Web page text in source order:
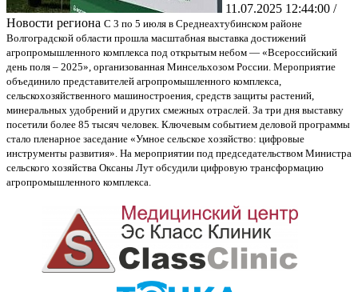
11.07.2025 12:44:00 /
Новости региона С 3 по 5 июля в Среднеахтубинском районе
Волгоградской области прошла масштабная выставка достижений
агропромышленного комплекса под открытым небом — «Всероссийский
день поля – 2025», организованная Минсельхозом России. Мероприятие
объединило представителей агропромышленного комплекса,
сельскохозяйственного машиностроения, средств защиты растений,
минеральных удобрений и других смежных отраслей. За три дня выставку
посетили более 85 тысяч человек. Ключевым событием деловой программы
стало пленарное заседание «Умное сельское хозяйство: цифровые
инструменты развития». На мероприятии под председательством Министра
сельского хозяйства Оксаны Лут обсудили цифровую трансформацию
агропромышленного комплекса.